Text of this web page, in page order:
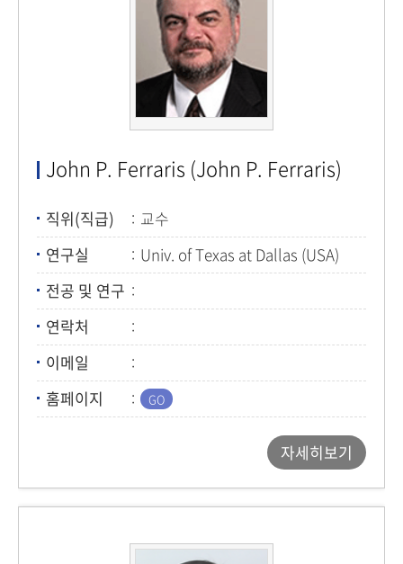
John P. Ferraris (John P. Ferraris)
직위(직급)
교수
연구실
Univ. of Texas at Dallas (USA)
전공 및 연구
연락처
이메일
홈페이지
자세히보기